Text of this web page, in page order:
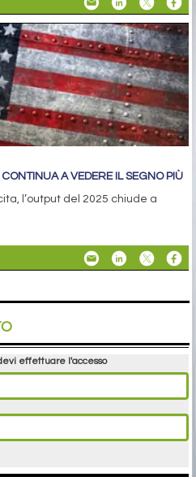
A VEDERE IL SEGNO PIÙ
l’output del 2025 chiude a
effettuare l'accesso